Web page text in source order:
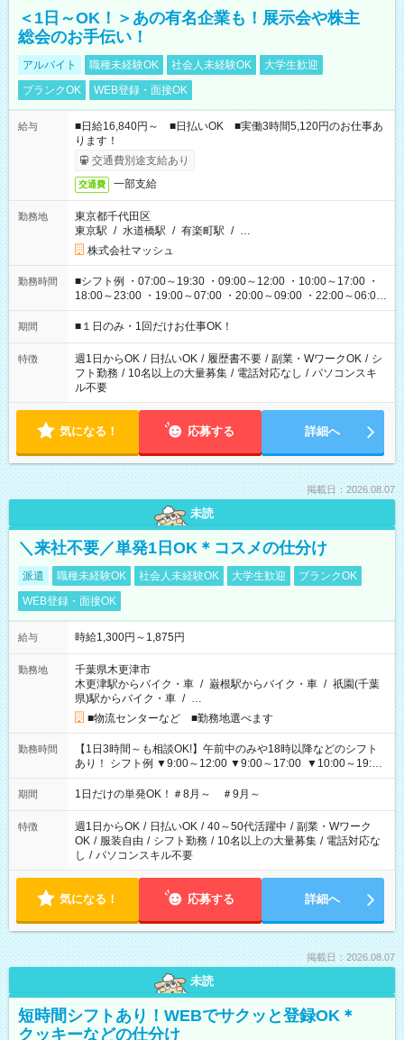
＜1日～OK！＞あの有名企業も！展示会や株主
総会のお手伝い！
アルバイト 職種未経験OK 社会人未経験OK
大学生歓迎
ブランクOK
WEB登録・面接OK
給与
■日給16,840円～ ■日払いOK ■実働3時間5,120円のお仕事あ
ります！
交通費別途支給あり
交通費 一部支給
勤務地
東京都千代田区
東京駅 / 水道橋駅 / 有楽町駅 / …
株式会社マッシュ
勤務時間
■シフト例 ・07:00～19:30 ・09:00～12:00 ・10:00～17:00 ・
18:00～23:00 ・19:00～07:00 ・20:00～09:00 ・22:00～06:00
etc ★最短で3時間で5,120円のお仕事から 15時間で2万円近く稼
げるお仕事も！ ご希望のお時間に合わせてご紹介！ ※シフトは
ください！
期間 ■１日のみ・1回だけお仕事OK！
特徴 週1日からOK / 日払いOK / 履歴書不要 / 副業・WワークOK / シ
フト勤務 / 10名以上の大量募集 / 電話対応なし / パソコンスキ
ル不要
気になる！ 応募する 詳細へ
掲載日：2026.08.07
未読
＼来社不要／単発1日OK＊コスメの仕分け
派遣 職種未経験OK 社会人未経験OK 大学生歓迎
ブランクOK
WEB登録・面接OK
給与 時給1,300円～1,875円
勤務地
千葉県木更津市
木更津駅からバイク・車 / 巌根駅からバイク・車 / 祇園(千葉
県)駅からバイク・車 / …
■物流センターなど ■勤務地選べます
勤務時間
【1日3時間～も相談OK!】午前中のみや18時以降などのシフト
あり！ シフト例 ▼9:00～12:00 ▼9:00～17:00 ▼10:00～19:00
▼18:00～21:00
期間 1日だけの単発OK！＃8月～ ＃9月～
特徴 週1日からOK / 日払いOK / 40～50代活躍中 / 副業・Wワーク
OK / 服装自由 / シフト勤務 / 10名以上の大量募集 / 電話対応な
し / パソコンスキル不要
気になる！ 応募する 詳細へ
掲載日：2026.08.07
未読
短時間シフトあり！WEBでサクッと登録OK＊
クッキーなどの仕分け